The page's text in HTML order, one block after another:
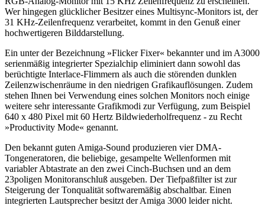
Wer hingegen glücklicher Besitzer eines Multisync-Monitors ist, der
31 KHz-Zeilenfrequenz verarbeitet, kommt in den Genuß einer
hochwertigeren Bilddarstellung.
Ein unter der Bezeichnung »Flicker Fixer« bekannter und im A3000
serienmäßig integrierter Spezialchip eliminiert dann sowohl das
berüchtigte Interlace-Flimmern als auch die störenden dunklen
Zeilenzwischenräume in den niedrigen Grafikauflösungen. Zudem
stehen Ihnen bei Verwendung eines solchen Monitors noch einige
weitere sehr interessante Grafikmodi zur Verfügung, zum Beispiel
640 x 480 Pixel mit 60 Hertz Bildwiederholfrequenz - zu Recht
»Productivity Mode« genannt.
Den bekannt guten Amiga-Sound produzieren vier DMA-
Tongeneratoren, die beliebige, gesampelte Wellenformen mit
variabler Abtastrate an den zwei Cinch-Buchsen und an dem
23poligen Monitoranschluß ausgeben. Der Tiefpaßfilter ist zur
Steigerung der Tonqualität softwaremäßig abschaltbar. Einen
integrierten Lautsprecher besitzt der Amiga 3000 leider nicht.